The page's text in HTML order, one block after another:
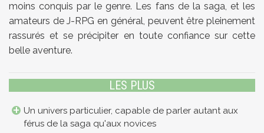
moins conquis par le genre. Les fans de la saga, et les
amateurs de J-RPG en général, peuvent être pleinement
rassurés et se précipiter en toute confiance sur cette
belle aventure.
LES PLUS
Un univers particulier, capable de parler autant aux
férus de la saga qu'aux novices